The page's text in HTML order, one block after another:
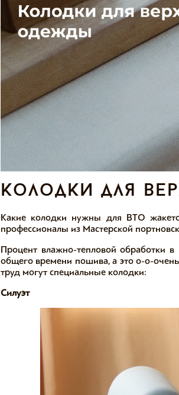
колодки для
Какие колодки нужны для ВТО
профессионалы из Мастерской
Процент влажно-тепловой обработки в
общего времени пошива, а это о-о-
труд могут специальные колодки:
Силуэт